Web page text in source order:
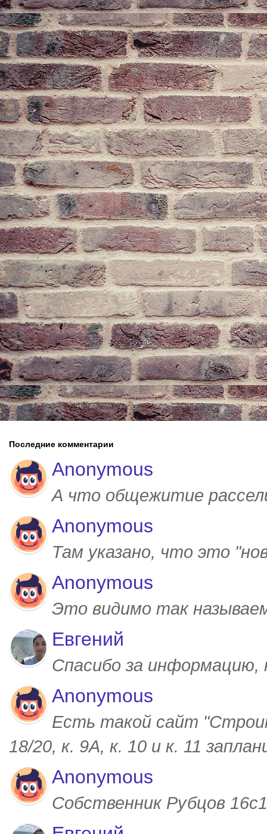
Последние комментарии
Anonymous
А что общежитие
Anonymous
Там указано, что это
Anonymous
Это видимо так
Евгений
Спасибо за
Anonymous
Есть такой сайт
18/20, к. 9А, к. 10 и к. 11
Anonymous
Собственник Рубцов